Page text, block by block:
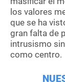
los valores
que se ha
gran falta de
intrusismo
como centro.